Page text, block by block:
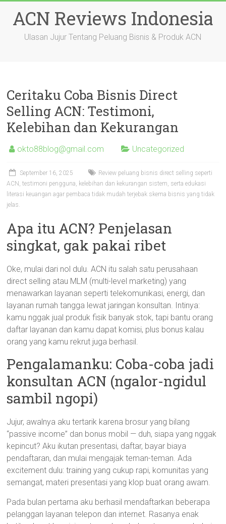
contentACN Reviews Indonesia
Ulasan Jujur Tentang Peluang Bisnis & Produk ACN
Ceritaku Coba Bisnis Direct
Selling ACN: Testimoni,
Kelebihan dan Kekurangan
okto88blog@gmail.com Uncategorized
September 16, 2025
Review peluang bisnis direct selling seperti
ACN, testimoni pengguna, kelebihan dan kekurangan sistem, serta edukasi
literasi keuangan agar pembaca tidak mudah terjebak skema bisnis yang tidak
jelas.
Apa itu ACN? Penjelasan
singkat, gak pakai ribet
Oke, mulai dari nol dulu. ACN itu salah satu perusahaan
direct selling atau MLM (multi-level marketing) yang
menawarkan layanan seperti telekomunikasi, energi, dan
layanan rumah tangga lewat jaringan konsultan. Intinya:
kamu nggak jual produk fisik banyak stok, tapi bantu orang
daftar layanan dan kamu dapat komisi, plus bonus kalau
orang yang kamu rekrut juga berhasil.
Pengalamanku: Coba-coba jadi
konsultan ACN (ngalor-ngidul
sambil ngopi)
Jujur, awalnya aku tertarik karena brosur yang bilang
“passive income” dan bonus mobil — duh, siapa yang nggak
kepincut? Aku ikutan presentasi, daftar, bayar biaya
pendaftaran, dan mulai mengajak teman-teman. Ada
excitement dulu: training yang cukup rapi, komunitas yang
semangat, materi presentasi yang klop buat orang awam.
Pada bulan pertama aku berhasil mendaftarkan beberapa
pelanggan layanan telepon dan internet. Rasanya enak